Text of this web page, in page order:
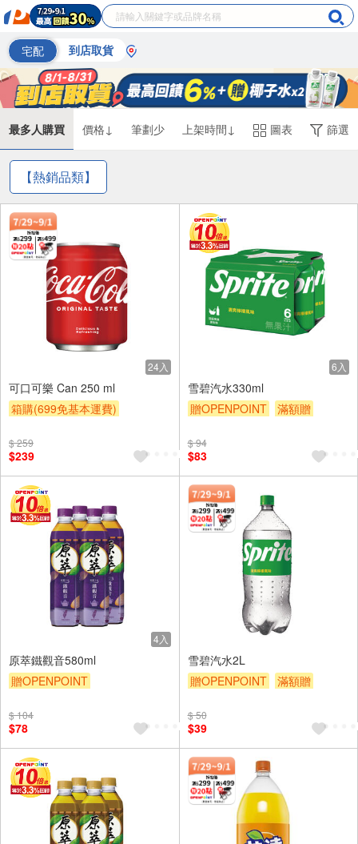
宅配 到店取貨
最多人購買 價格↓ 筆劃少 上架時間↓ 圖表 篩選
【熱銷品類】
24入
可口可樂 Can 250 ml
箱購(699免基本運費)
滿額9折
$ 259
$239
6入
雪碧汽水330ml
贈OPENPOINT
滿額贈
$ 94
$83
4入
原萃鐵觀音580ml
贈OPENPOINT
滿額9折
$ 104
$78
雪碧汽水2L
贈OPENPOINT
滿額贈
$ 50
$39